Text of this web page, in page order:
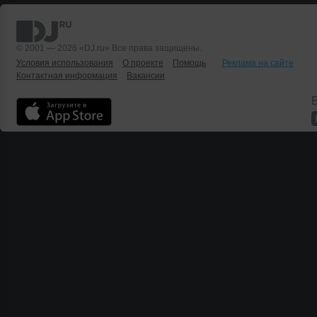
© 2001 — 2026 «DJ.ru» Все права защищены.
Условия использования
О проекте Помощь
Реклама на сайте
Контактная информация
Вакансии